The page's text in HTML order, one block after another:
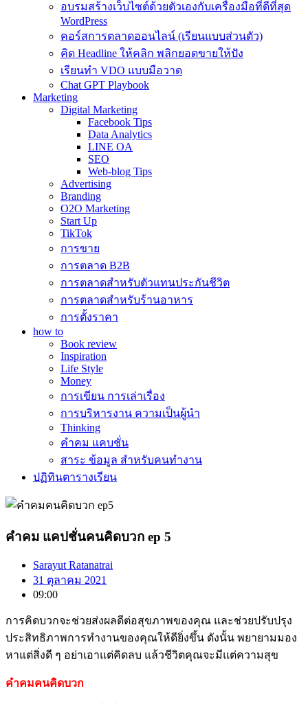
อบรมสร้างเว็บไซต์ด้วยตัวเองกับเครื่องมือที่ดีที่สุด
WordPress
คอร์สการตลาดออนไลน์ (เรียนแบบส่วนตัว)
คิด Headline ให้คลิก พลิกยอดขายให้ปัง
เรียนทำ VDO แบบมือวาด
Chat GPT Playbook
Marketing
Digital Marketing
Facebook Tips
Data Analytics
LINE OA
SEO
Web-blog Tips
Advertising
Branding
O2O Marketing
Start Up
TikTok
การขาย
การตลาด B2B
การตลาดสำหรับตัวแทนประกันชีวิต
การตลาดสำหรับร้านอาหาร
การตั้งราคา
how to
Book review
Inspiration
Life Style
Money
การเขียน การเล่าเรื่อง
การบริหารงาน ความเป็นผู้นำ
Thinking
คำคม แคบชั่น
สาระ ข้อมูล สำหรับคนทำงาน
ปฏิทินตารางเรียน
คำคม แคปชั่นคนคิดบวก ep 5
Sarayut Ratanatrai
31 ตุลาคม 2021
09:00
การคิดบวกจะช่วยส่งผลดีต่อสุขภาพของคุณ และช่วยปรับปรุง
ประสิทธิภาพการทำงานของคุณให้ดียิ่งขึ้น ดังนั้น พยายามมอง
หาแต่สิ่งดี ๆ อย่าเอาแต่คิดลบ แล้วชีวิตคุณจะมีแต่ความสุข
คำคมคนคิดบวก